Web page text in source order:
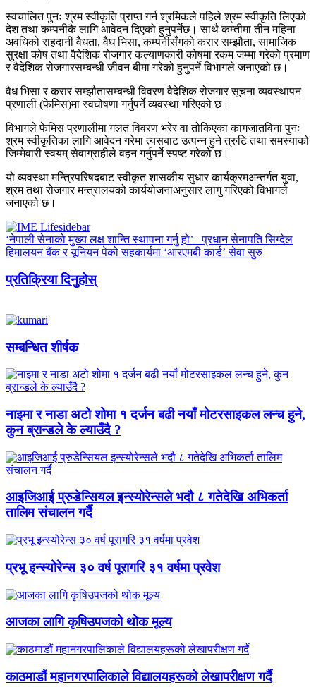
स्वचालित पुनः श्रम स्वीकृति प्राप्त गर्न श्रमिकले पहिले श्रम स्वीकृति लिएको
देश तथा कम्पनीकै लागि आवेदन दिएको हुनुपर्नेछ। साथै कम्तीमा तीन महिना
अवधिको राहदानी वैधता, वैध भिसा, कम्पनीसँगको करार सम्झौता, सामाजिक
सुरक्षा कोष तथा वैदेशिक रोजगार कल्याणकारी कोषमा रकम जम्मा गरेको प्रमाण
र वैदेशिक रोजगारसम्बन्धी जीवन बीमा गरेको हुनुपर्ने विभागले जनाएको छ।
वैध भिसा र करार सम्झौतासम्बन्धी विवरण वैदेशिक रोजगार सूचना व्यवस्थापन
प्रणाली (फेमिस)मा स्वघोषणा गर्नुपर्ने व्यवस्था गरिएको छ।
विभागले फेमिस प्रणालीमा गलत विवरण भरेर वा तोकिएका कागजातविना पुनः
श्रम स्वीकृतिका लागि आवेदन गरेमा त्यसबाट उत्पन्न हुने त्रुटि तथा समस्याको
जिम्मेवारी स्वयम् सेवाग्राहीले वहन गर्नुपर्ने स्पष्ट गरेको छ।
यो व्यवस्था मन्त्रिपरिषदबाट स्वीकृत शासकीय सुधार कार्यक्रमअन्तर्गत युवा,
श्रम तथा रोजगार मन्त्रालयको कार्ययोजनाअनुसार लागु गरिएको विभागले
जनाएको छ।
‘नेपाली सेनाको मुख्य लक्ष शान्ति स्थापना गर्नु हो’– प्रधान सेनापति सिग्देल
हिमालयन बैंक र यूनियन पेको सहकार्यमा ‘आरएमबी कार्ड’ सेवा सुरु
प्रतिक्रिया दिनुहोस्
सम्बन्धित शीर्षक
नाइमा र नाडा अटो शोमा १ दर्जन बढी नयाँ मोटरसाइकल लन्च हुने,
कुन ब्रान्डले के ल्याउँदै ?
आइजिआई प्रुडेन्सियल इन्स्योरेन्सले भदौ ८ गतेदेखि अभिकर्ता
तालिम संचालन गर्दै
प्रभू इन्स्योरेन्स ३० वर्ष पूरागरि ३१ वर्षमा प्रवेश
आजका लागि कृषिउपजको थोक मूल्य
काठमाडौं महानगरपालिकाले विद्यालयहरूको लेखापरीक्षण गर्दै